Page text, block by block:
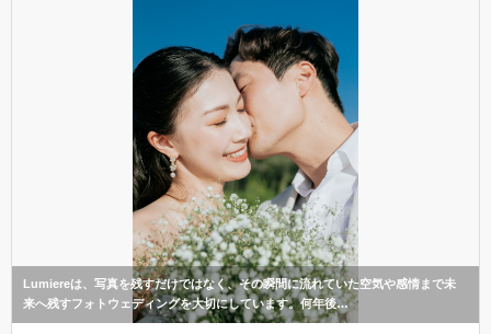
Lumiereは、写真を残すだけではなく、その瞬間に流れていた空気や感情まで未
来へ残すフォトウェディングを大切にしています。何年後…